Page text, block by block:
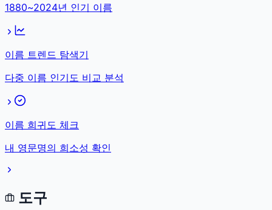
1880~2024년 인기 이름
이름 트렌드 탐색기
다중 이름 인기도 비교 분석
이름 희귀도 체크
내 영문명의 희소성 확인
도구